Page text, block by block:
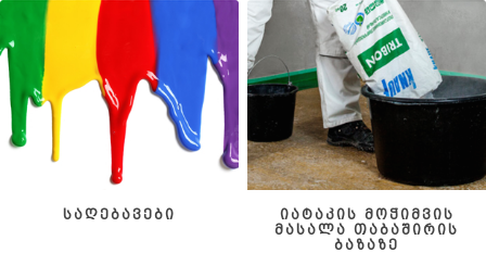
საღებავები
იატაკის მოჭიმვის
მასალა თაბაშირის
ბაზაზე